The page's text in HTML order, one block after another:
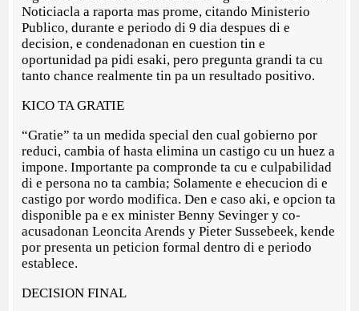
Noticiacla a raporta mas prome, citando Ministerio
Publico, durante e periodo di 9 dia despues di e
decision, e condenadonan en cuestion tin e
oportunidad pa pidi esaki, pero pregunta grandi ta cu
tanto chance realmente tin pa un resultado positivo.
KICO TA GRATIE
“Gratie” ta un medida special den cual gobierno por
reduci, cambia of hasta elimina un castigo cu un huez a
impone. Importante pa compronde ta cu e culpabilidad
di e persona no ta cambia; Solamente e ehecucion di e
castigo por wordo modifica. Den e caso aki, e opcion ta
disponible pa e ex minister Benny Sevinger y co-
acusadonan Leoncita Arends y Pieter Sussebeek, kende
por presenta un peticion formal dentro di e periodo
establece.
DECISION FINAL